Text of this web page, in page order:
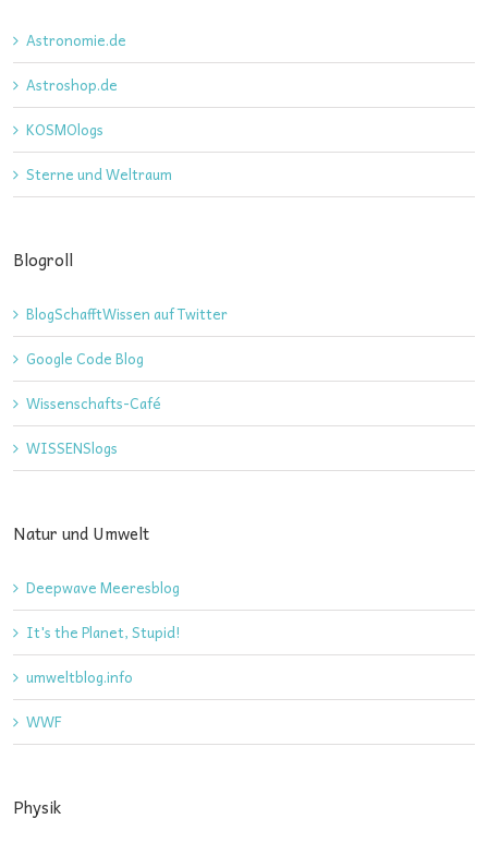
Astronomie.de
Astroshop.de
KOSMOlogs
Sterne und Weltraum
Blogroll
BlogSchafftWissen auf Twitter
Google Code Blog
Wissenschafts-Café
WISSENSlogs
Natur und Umwelt
Deepwave Meeresblog
It's the Planet, Stupid!
umweltblog.info
WWF
Physik